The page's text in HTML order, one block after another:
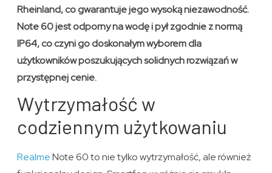
Rheinland, co gwarantuje jego wysoką niezawodność.
Note 60 jest odporny na wodę i pył zgodnie z normą
IP64, co czyni go doskonałym wyborem dla
użytkowników poszukujących solidnych rozwiązań w
przystępnej cenie.
Wytrzymałość w
codziennym użytkowaniu
RealmeNote 60 to nie tylko wytrzymałość, ale również